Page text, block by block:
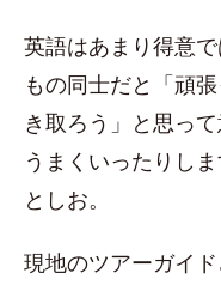
英語はあまり得意
もの同士だと「頑
き取ろう」と思っ
うまくいったりし
としお。
現地のツアーガイ